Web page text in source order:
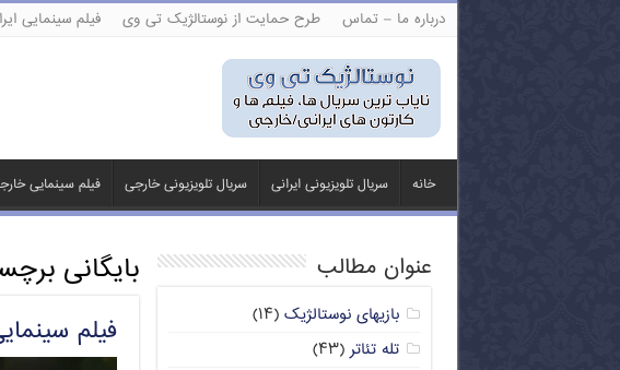
درباره ما – تماس طرح حمایت از نوستالژیک تی وی فیلم سینمایی
خانه سریال تلویزیونی ایرانی سریال تلویزیونی خارجی فیلم سینمایی
بایگانی
فیلم
عنوان مطالب
بازیهای نوستالژیک (۱۴)
تله تئاتر(۴۳)